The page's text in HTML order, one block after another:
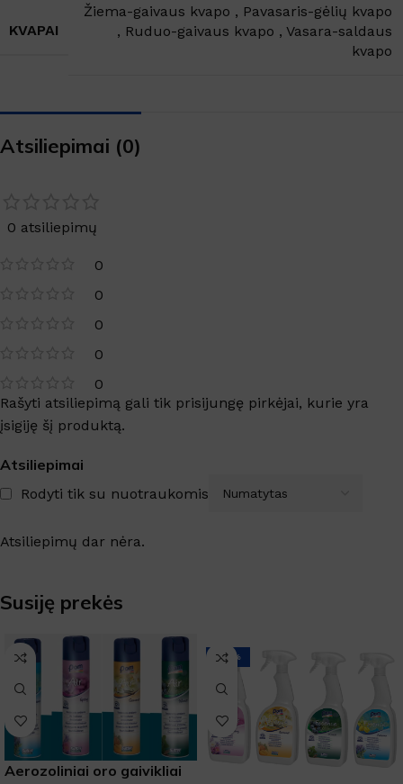
KVAPAI
Žiema-gaivaus kvapo , Pavasaris-gėlių kvapo
, Ruduo-gaivaus kvapo , Vasara-saldaus
kvapo
Atsiliepimai (0)
0 atsiliepimų
0
0
0
0
0
Atsiliepimai
Rodyti tik su nuotraukomis
Atsiliepimų dar nėra.
Rašyti atsiliepimą gali tik prisijungę pirkėjai, kurie yra
įsigiję šį produktą.
Susiję prekės
Aerozoliniai oro gaivikliai
-37%